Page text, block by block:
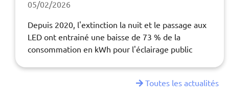
05/02/2026
Depuis 2020, l'extinction la nuit et le passage aux
LED ont entrainé une baisse de 73 % de la
consommation en kWh pour l'éclairage public
Toutes les actualités